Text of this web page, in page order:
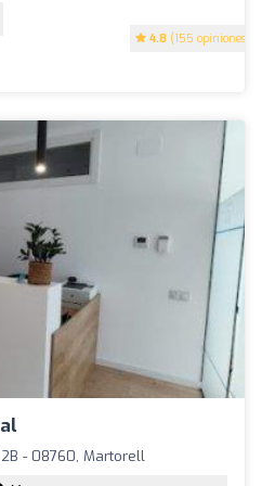
4.8 (155 opiniones)
- 08760, Martorell